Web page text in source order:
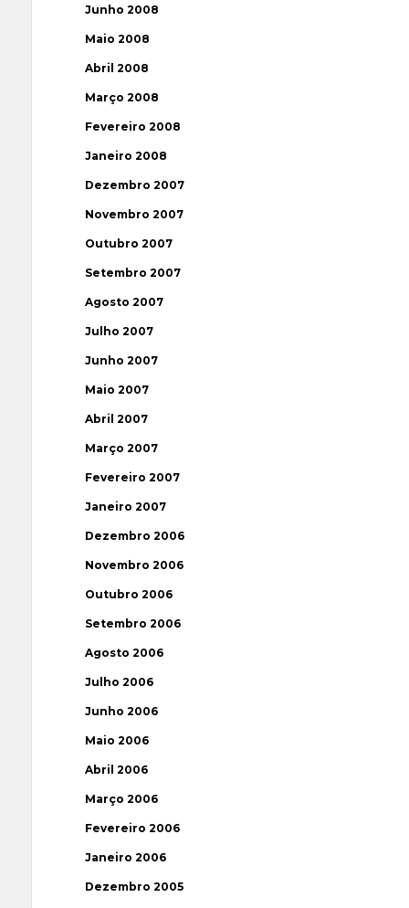
Junho 2008
Maio 2008
Abril 2008
Março 2008
Fevereiro 2008
Janeiro 2008
Dezembro 2007
Novembro 2007
Outubro 2007
Setembro 2007
Agosto 2007
Julho 2007
Junho 2007
Maio 2007
Abril 2007
Março 2007
Fevereiro 2007
Janeiro 2007
Dezembro 2006
Novembro 2006
Outubro 2006
Setembro 2006
Agosto 2006
Julho 2006
Junho 2006
Maio 2006
Abril 2006
Março 2006
Fevereiro 2006
Janeiro 2006
Dezembro 2005